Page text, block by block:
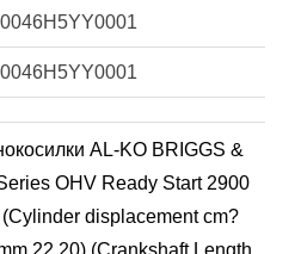
AL-KO BRIGGS &
OHV Ready Start 2900
displacement cm?